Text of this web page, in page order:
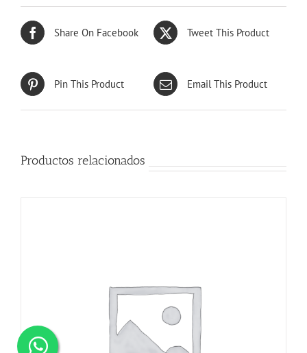
Share On Facebook Tweet This Product
Pin This Product Email This Product
Productos relacionados